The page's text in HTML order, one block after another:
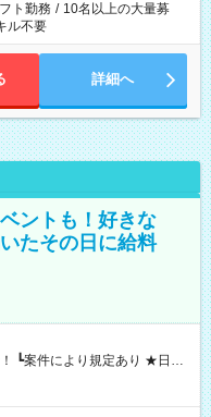
ト勤務 / 10名以上の大量募
ル不要
詳細へ
ントも！好きな
たその日に給料
日に現金GET♪ お仕事後はコ
【試用期間】試